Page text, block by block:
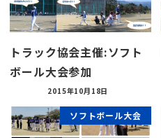
トラック協会主催:ソフト
ボール大会参加
2015年10月18日
ソフトボール大会